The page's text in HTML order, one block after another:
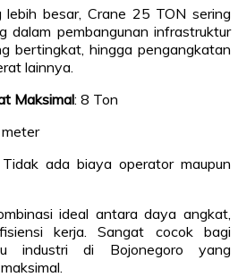
besar, Crane 25 TON sering
dalam pembangunan infrastruktur
bertingkat, hingga pengangkatan
lainnya.
Maksimal: 8 Ton
ada biaya operator maupun
ideal antara daya angkat,
kerja. Sangat cocok bagi
industri di Bojonegoro yang